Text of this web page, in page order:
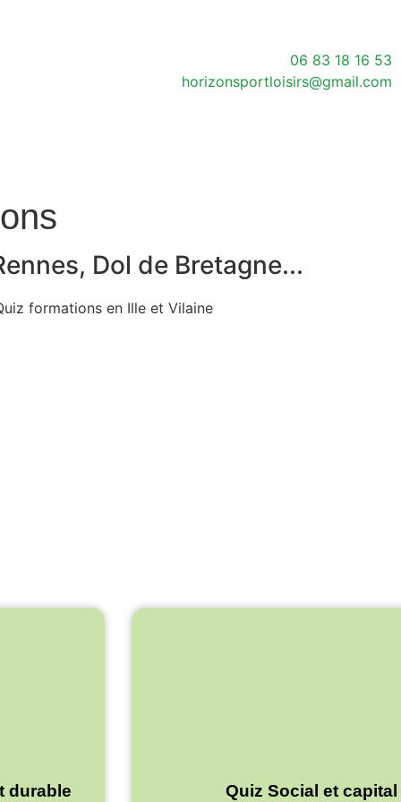
06 83 18 16 53
horizonsportloisirs@gmail.com
Dol de Bretagne...
durable Quiz Social et